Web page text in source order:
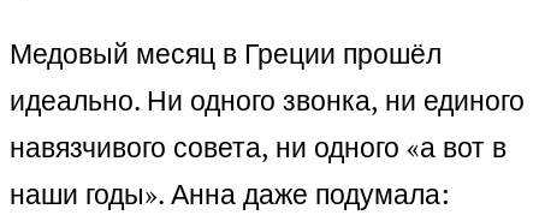
Медовый месяц в Греции прошёл
идеально. Ни одного звонка, ни единого
навязчивого совета, ни одного «а вот в
наши годы». Анна даже подумала: